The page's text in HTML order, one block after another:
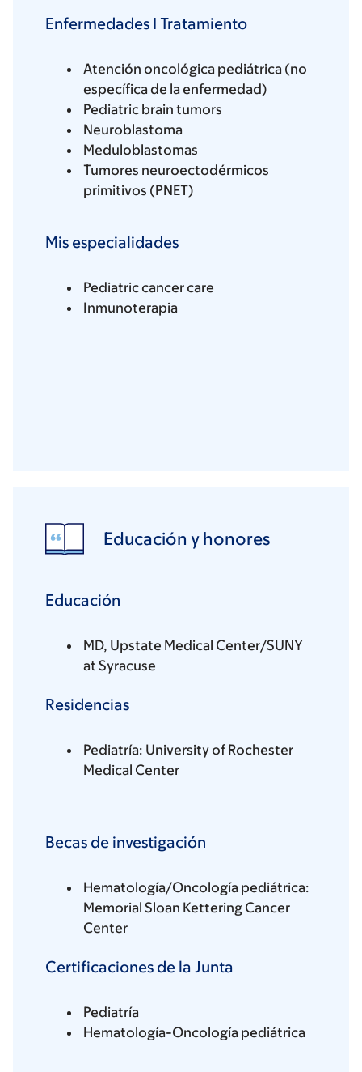
Enfermedades I Tratamiento
Atención oncológica pediátrica (no
específica de la enfermedad)
Pediatric brain tumors
Neuroblastoma
Meduloblastomas
Tumores neuroectodérmicos
primitivos (PNET)
Mis especialidades
Pediatric cancer care
Inmunoterapia
Educación y honores
Educación
MD, Upstate Medical Center/SUNY
at Syracuse
Residencias
Pediatría: University of Rochester
Medical Center
Becas de investigación
Hematología/Oncología pediátrica:
Memorial Sloan Kettering Cancer
Center
Certificaciones de la Junta
Pediatría
Hematología-Oncología pediátrica